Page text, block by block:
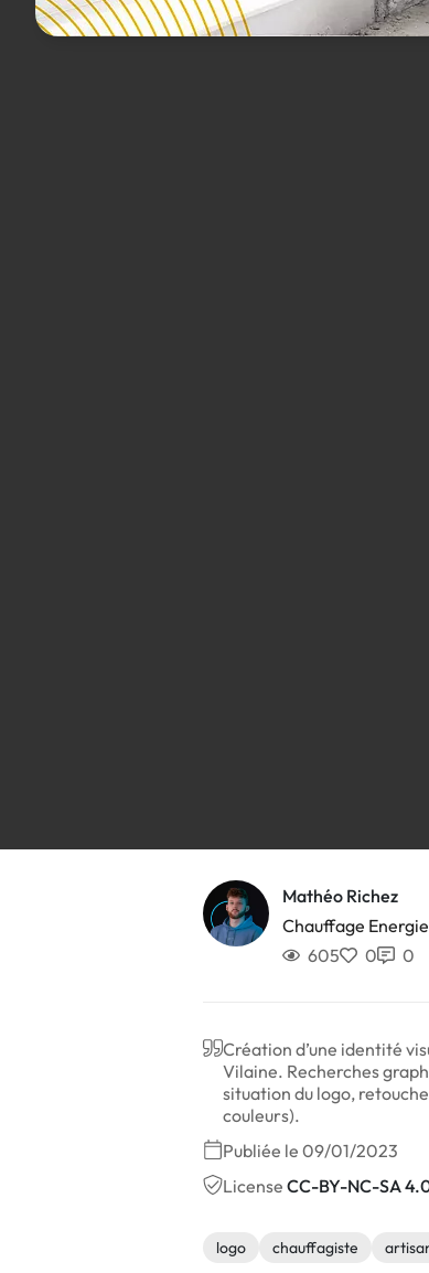
Mathéo Richez
Chauffage
605 0 0
Création d’une identité
Vilaine. Recherches
situation du logo,
couleurs).
Publiée le 09/01/2023
License CC-BY-NC-SA
logo chauffagiste